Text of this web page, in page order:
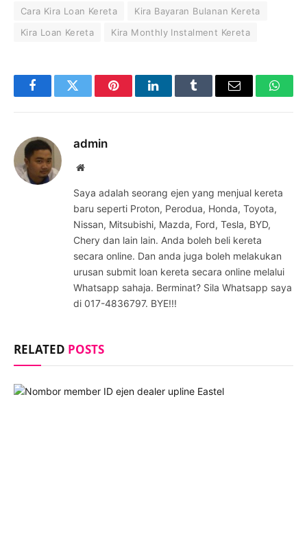
Cara Kira Loan Kereta
Kira Bayaran Bulanan Kereta
Kira Loan Kereta
Kira Monthly Instalment Kereta
FacebookTwitter PinterestLinkedInTumblr Email
admin
Website
Saya adalah seorang ejen yang menjual kereta
baru seperti Proton, Perodua, Honda, Toyota,
Nissan, Mitsubishi, Mazda, Ford, Tesla, BYD,
Chery dan lain lain. Anda boleh beli kereta
secara online. Dan anda juga boleh melakukan
urusan submit loan kereta secara online melalui
Whatsapp sahaja. Berminat? Sila Whatsapp saya
di 017-4836797. BYE!!!
RELATED POSTS